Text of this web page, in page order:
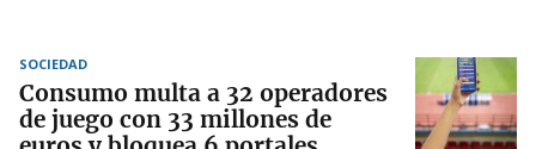
SOCIEDAD
Consumo multa a 32 operadores
de juego con 33 millones de